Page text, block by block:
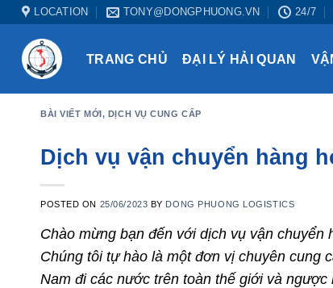
Skip
content
LOCATION TONY@DONGPHUONG.VN 24/7
TRANG CHỦ ĐẠI LÝ HẢI QUAN
BÀI VIẾT MỚI, DỊCH VỤ CUNG CẤP
Dịch vụ vận chuyển hàng
POSTED ON 25/06/2023 BY DONG PHUONG LOGISTICS
Chào mừng bạn đến với dịch vụ vận chuyển
Chúng tôi tự hào là một đơn vị chuyên cung
Nam đi các nước trên toàn thế giới và